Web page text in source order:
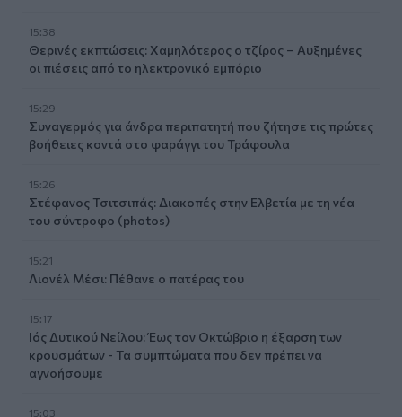
15:38
Θερινές εκπτώσεις: Χαμηλότερος ο τζίρος – Αυξημένες
οι πιέσεις από το ηλεκτρονικό εμπόριο
15:29
Συναγερμός για άνδρα περιπατητή που ζήτησε τις πρώτες
βοήθειες κοντά στο φαράγγι του Τράφουλα
15:26
Στέφανος Τσιτσιπάς: Διακοπές στην Ελβετία με τη νέα
του σύντροφο (photos)
15:21
Λιονέλ Μέσι: Πέθανε ο πατέρας του
15:17
Ιός Δυτικού Νείλου: Έως τον Οκτώβριο η έξαρση των
κρουσμάτων - Τα συμπτώματα που δεν πρέπει να
αγνοήσουμε
15:03